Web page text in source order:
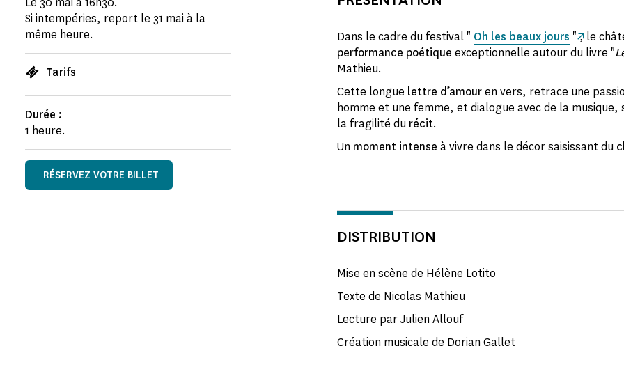
Si intempéries, report le 31 mai à la
même heure.
Tarifs
Durée :
1 heure.
RÉSERVEZ VOTRE BILLET
Dans le cadre du festival " Oh les beaux jours " , le
performance poétique exceptionnelle autour du livre "
Mathieu.
Cette longue lettre d’amouren vers, retrace une
homme et une femme, et dialogue avec de la
la fragilité du récit.
Un moment intense à vivre dans le décor saisissant du
DISTRIBUTION
Mise en scène de Hélène Lotito
Texte de Nicolas Mathieu
Lecture par Julien Allouf
Création musicale de Dorian Gallet